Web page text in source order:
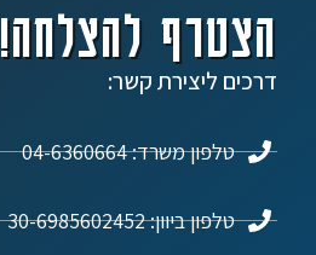
הצטרף להצלחה!
דרכים ליצירת קשר:
טלפון משרד: 04-6360664
טלפון ביוון: 30-6985602452